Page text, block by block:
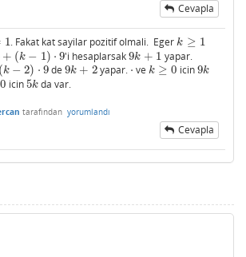
Cevapla
1. Fakat kat sayilar pozitif olmali. Egerk ≥ 1
k≥ 1
+ (k − 1) ⋅ 9
k− 1)⋅ 9 'i hesaplarsak9k + 1
9k+1 yapar.
(k − 2) ⋅ 9
2)⋅9 de 9k + 2
9k+2 yapar. ⋅⋅ vek ≥ 0
k≥0 icin9k
9k
0 icin5k
5kda var.
tarafından yorumlandı
Cevapla